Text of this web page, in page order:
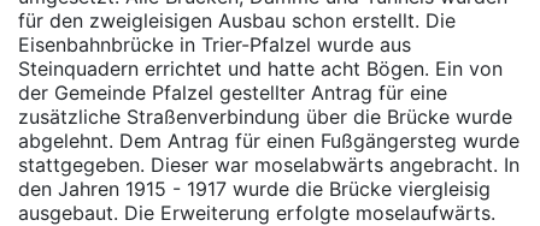
für den zweigleisigen Ausbau schon erstellt. Die
Eisenbahnbrücke in Trier-Pfalzel wurde aus
Steinquadern errichtet und hatte acht Bögen. Ein von
der Gemeinde Pfalzel gestellter Antrag für eine
zusätzliche Straßenverbindung über die Brücke wurde
abgelehnt. Dem Antrag für einen Fußgängersteg wurde
stattgegeben. Dieser war moselabwärts angebracht. In
den Jahren 1915 - 1917 wurde die Brücke viergleisig
ausgebaut. Die Erweiterung erfolgte moselaufwärts.